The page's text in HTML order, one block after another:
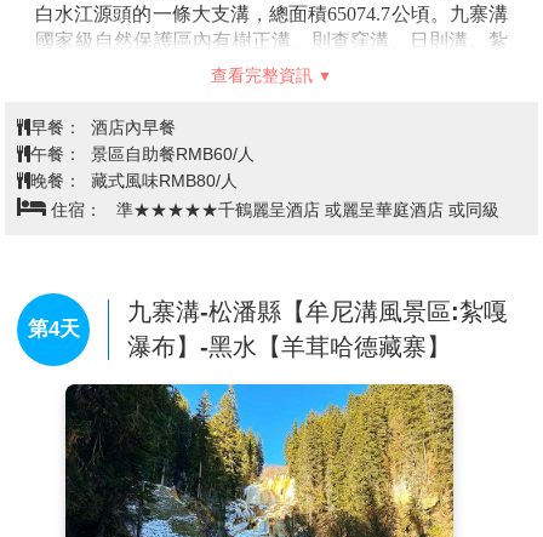
白水江源頭的一條大支溝，總面積65074.7公頃。九寨溝
國家級自然保護區內有樹正溝、則查窪溝、日則溝、紮
如溝四個景點，其中又分為多個大大小小的景點，以高
景規模巨，景型多，數量眾，形態美，表局精和環境
佳。九寨溝國家級自然保護區森林覆蓋率超過80%，藤
本植物有38種，有74種國家保護珍稀植物。有陸棲脊椎
動物122種，其中獸類21種，鳥類93種，爬行類4種，兩
較高的生態保護、科學研究和美學旅遊價值。九寨溝是
以地質遺跡鈣化湖泊、灘流、瀑布景觀、岩溶水系統和
森林生態系統為主要保護物件的國家地質公園，具有較
高的科研價值。九寨溝是世界自然遺產、中國國家重點
風景名勝區、中國5A級旅遊景區、中國國家級自然保護
區、中國國家地質公園、世界生物圈保護區網路，也是
中國第一個以保護自然風景為主要目的的自然保護區。
★貼心提醒：
1.此地區屬於高海拔地區，在2000米至3500米之間，不宜劇烈運
查看完整資訊
早餐：
酒店內早餐
午餐：
景區自助餐RMB60/人
晚餐：
藏式風味RMB80/人
住宿：
準★★★★★千鶴麗呈酒店 或麗呈華庭酒店 或同級
第4天
九寨溝-松潘縣【牟尼溝風景區:紮嘎
瀑布】-黑水【羊茸哈德藏寨】